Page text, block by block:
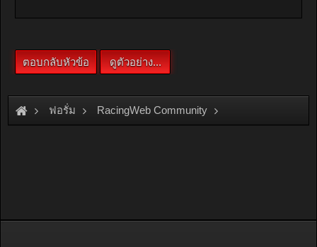
ฟอรั่ม RacingWeb Community